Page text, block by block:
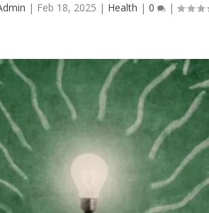
| Feb 18, 2025 | Health |0 |